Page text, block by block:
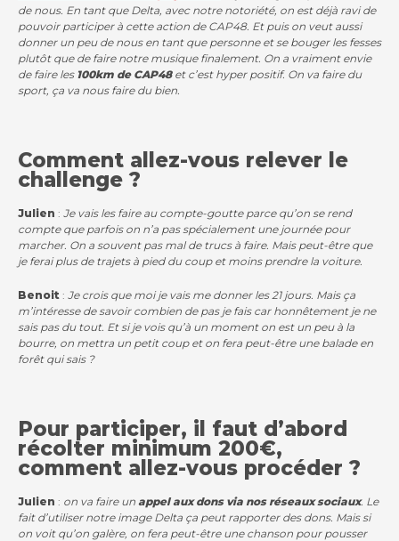
de nous. En tant que Delta, avec notre notoriété, on est déjà ravi de
pouvoir participer à cette action de CAP48. Et puis on veut aussi
donner un peu de nous en tant que personne et se bouger les fesses
plutôt que de faire notre musique finalement. On a vraiment envie
de faire les 100km de CAP48et c’est hyper positif. On va faire du
sport, ça va nous faire du bien.
Comment allez-vous relever le
challenge ?
Julien : Je vais les faire au compte-goutte parce qu’on se rend
compte que parfois on n’a pas spécialement une journée pour
marcher. On a souvent pas mal de trucs à faire. Mais peut-être que
je ferai plus de trajets à pied du coup et moins prendre la voiture.
Benoit : Je crois que moi je vais me donner les 21 jours. Mais ça
m’intéresse de savoir combien de pas je fais car honnêtement je ne
sais pas du tout. Et si je vois qu’à un moment on est un peu à la
bourre, on mettra un petit coup et on fera peut-être une balade en
forêt qui sais ?
Pour participer, il faut d’abord
récolter minimum 200€,
comment allez-vous procéder ?
Julien : on va faire un appel aux dons via nos réseaux sociaux. Le
fait d’utiliser notre image Delta ça peut rapporter des dons. Mais si
on voit qu’on galère, on fera peut-être une chanson pour pousser